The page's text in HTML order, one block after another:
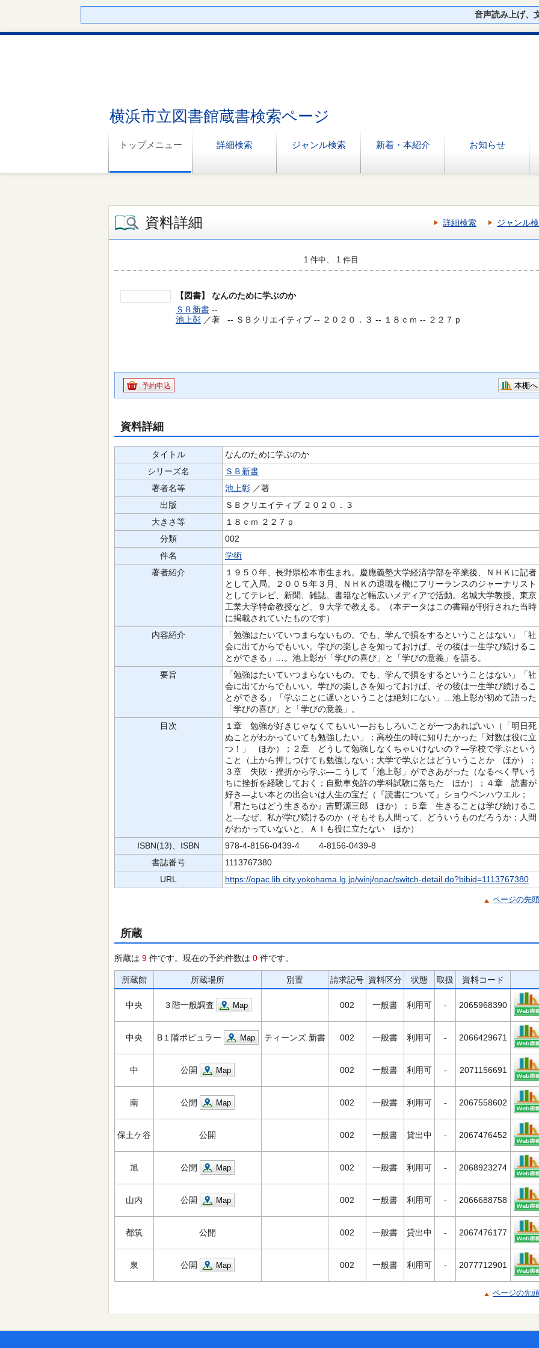
音声読み上げ、
横浜市立図書館蔵書検索ページ
トップメニュー 詳細検索 ジャンル検索 新着・本紹介 お知らせ
資料詳細 詳細検索 ジャンル
1 件中、 1 件目
【図書】
なんのために学ぶのか
ＳＢ新書 --
池上彰 ／著 -- ＳＢクリエイティブ -- ２０２０．３ -- １８ｃｍ -- ２２７ｐ
予約申込 本棚へ
資料詳細
タイトル
なんのために学ぶのか
シリーズ名
ＳＢ新書
著者名等
池上彰 ／著
出版
ＳＢクリエイティブ ２０２０．３
大きさ等
１８ｃｍ ２２７ｐ
分類
002
件名
学術
著者紹介
１９５０年、長野県松本市生まれ。慶應義塾大学経済学部を卒業後、ＮＨＫに記者
として入局。２００５年３月、ＮＨＫの退職を機にフリーランスのジャーナリスト
としてテレビ、新聞、雑誌、書籍など幅広いメディアで活動。名城大学教授、東京
工業大学特命教授など、９大学で教える。（本データはこの書籍が刊行された当時
に掲載されていたものです）
内容紹介
「勉強はたいていつまらないもの。でも、学んで損をするということはない」「社
会に出てからでもいい。学びの楽しさを知っておけば、その後は一生学び続けるこ
とができる」…。池上彰が「学びの喜び」と「学びの意義」を語る。
要旨
「勉強はたいていつまらないもの。でも、学んで損をするということはない」「社
会に出てからでもいい。学びの楽しさを知っておけば、その後は一生学び続けるこ
とができる」「学ぶことに遅いということは絶対にない」…池上彰が初めて語った
「学びの喜び」と「学びの意義」。
目次
１章 勉強が好きじゃなくてもいい―おもしろいことが一つあればいい（「明日死
ぬことがわかっていても勉強したい」；高校生の時に知りたかった「対数は役に立
つ！」 ほか）；２章 どうして勉強しなくちゃいけないの？―学校で学ぶという
こと（上から押しつけても勉強しない；大学で学ぶとはどういうことか ほか）；
３章 失敗・挫折から学ぶ―こうして「池上彰」ができあがった（なるべく早いう
ちに挫折を経験しておく；自動車免許の学科試験に落ちた ほか）；４章 読書が
好き―よい本との出合いは人生の宝だ（『読書について』ショウペンハウエル；
『君たちはどう生きるか』吉野源三郎 ほか）；５章 生きることは学び続けるこ
と―なぜ、私が学び続けるのか（そもそも人間って、どういうものだろうか；人間
がわかっていないと、ＡＩも役に立たない ほか）
ISBN(13)、ISBN
978-4-8156-0439-4 4-8156-0439-8
書誌番号
1113767380
URL
https://opac.lib.city.yokohama.lg.jp/winj/opac/switch-detail.do?bibid=1113767380
ページの先
所蔵
所蔵は 9 件です。現在の予約件数は 0 件です。
所蔵館 所蔵場所 別置 請求記号 資料区分 状態 取扱 資料コード
中央 ３階一般調査 Map 002 一般書 利用可 - 2065968390
中央 B１階ポピュラー Map ティーンズ 新書 002 一般書 利用可 - 2066429671
中 公開 Map 002 一般書 利用可 - 2071156691
南 公開 Map 002 一般書 利用可 - 2067558602
保土ケ谷 公開 002 一般書 貸出中 - 2067476452
旭 公開 Map 002 一般書 利用可 - 2068923274
山内 公開 Map 002 一般書 利用可 - 2066688758
都筑 公開 002 一般書 貸出中 - 2067476177
泉 公開 Map 002 一般書 利用可 - 2077712901
ページの先